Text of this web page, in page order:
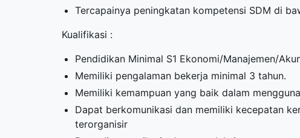
Tercapainya peningkatan kompetensi SDM di
Kualifikasi :
Pendidikan Minimal S1 Ekonomi/Manajemen/
Memiliki pengalaman bekerja minimal 3 tahun.
Memiliki kemampuan yang baik dalam
Dapat berkomunikasi dan memiliki kecepatan
terorganisir